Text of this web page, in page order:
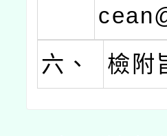
六、
檢附